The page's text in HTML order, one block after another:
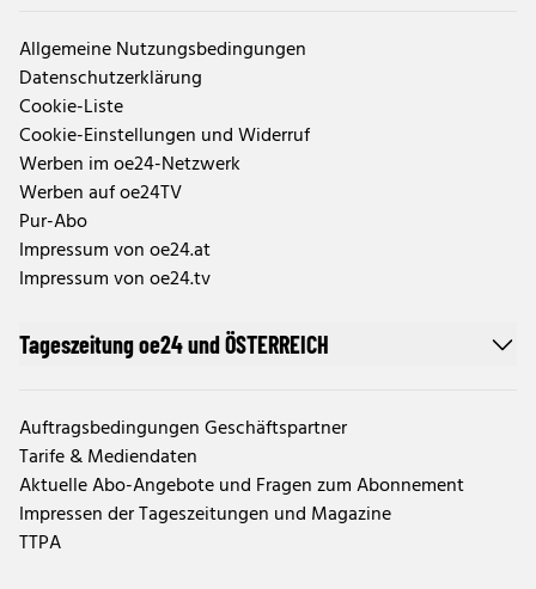
Allgemeine Nutzungsbedingungen
Datenschutzerklärung
Cookie-Liste
Cookie-Einstellungen und Widerruf
Werben im oe24-Netzwerk
Werben auf oe24TV
Pur-Abo
Impressum von oe24.at
Impressum von oe24.tv
Tageszeitung oe24 und ÖSTERREICH
Auftragsbedingungen Geschäftspartner
Tarife & Mediendaten
Aktuelle Abo-Angebote und Fragen zum Abonnement
Impressen der Tageszeitungen und Magazine
TTPA